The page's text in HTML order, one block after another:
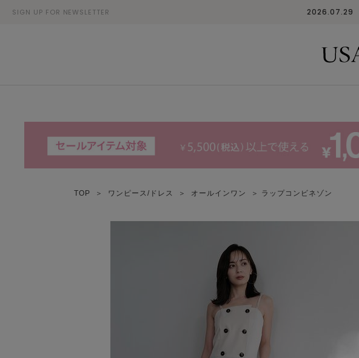
SIGN UP FOR NEWSLETTER 2026.07.29
TOP ＞ ワンピース/ドレス ＞ オールインワン ＞ ラップコンビネゾン